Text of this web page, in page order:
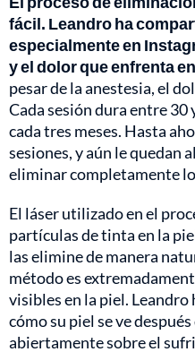
fácil. Leandro ha
especialmente en
y el dolor que enfrenta
pesar de la anestesia, el
Cada sesión dura entre 30
cada tres meses. Hasta
sesiones, y aún le quedan
eliminar completamente
El láser utilizado en el
partículas de tinta en la
las elimine de manera
método es
visibles en la piel. Leandro
cómo su piel se ve
abiertamente sobre el